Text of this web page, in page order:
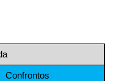
Confrontos